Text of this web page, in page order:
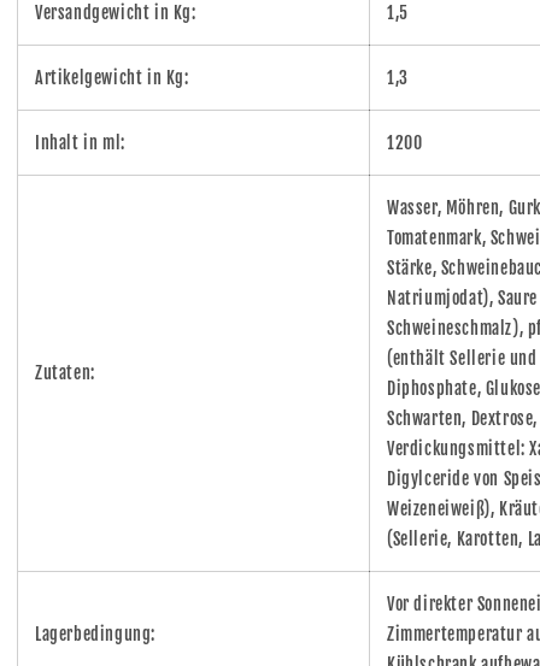
Versandgewicht in Kg: 1,5
Artikelgewicht in Kg: 1,3
Inhalt in ml: 1200
Zutaten:
Wasser, Möhren,
Tomatenmark,
Stärke,
Natriumjodat),
Schweineschmalz),
(enthält Sellerie
Diphosphate,
Schwarten,
Verdickungsmittel:
Digylceride von
Weizeneiweiß),
(Sellerie, Karotten,
Lagerbedingung:
Vor direkter
Zimmertemperatur